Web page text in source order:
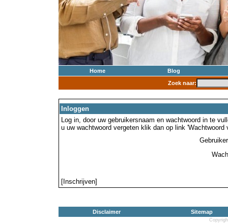
Home
Blog
Zoek naar:
Inloggen
Log in, door uw gebruikersnaam en wachtwoord in te
u uw wachtwoord vergeten klik dan op link 'Wachtwoord
[Inschrijven]
Disclaimer Sitemap